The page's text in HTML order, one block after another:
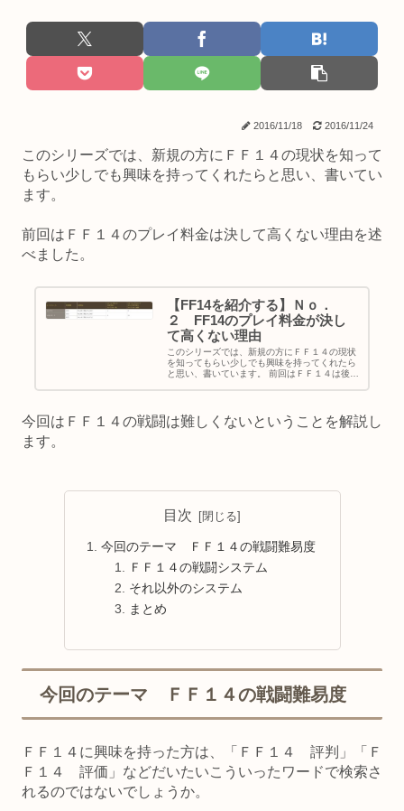
2016/11/18 2016/11/24
このシリーズでは、新規の方にＦＦ１４の現状を知って
もらい少しでも興味を持ってくれたらと思い、書いてい
ます。
前回はＦＦ１４のプレイ料金は決して高くない理由を述
べました。
【FF14を紹介する】Ｎｏ．
２ FF14のプレイ料金が決し
て高くない理由
このシリーズでは、新規の方にＦＦ１４の現状
を知ってもらい少しでも興味を持ってくれたら
と思い、書いています。 前回はＦＦ１４は後続
今回はＦＦ１４の戦闘は難しくないということを解説し
ます。
目次
今回のテーマ ＦＦ１４の戦闘難易度
ＦＦ１４の戦闘システム
それ以外のシステム
まとめ
今回のテーマ ＦＦ１４の戦闘難易度
ＦＦ１４に興味を持った方は、「ＦＦ１４ 評判」「Ｆ
Ｆ１４ 評価」などだいたいこういったワードで検索さ
れるのではないでしょうか。